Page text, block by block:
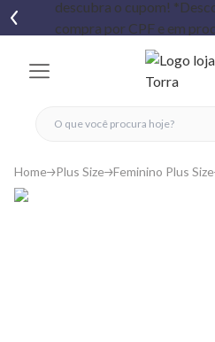
fechar menu
fechar menu
favoritos
Home Plus Size Feminino Plus Size